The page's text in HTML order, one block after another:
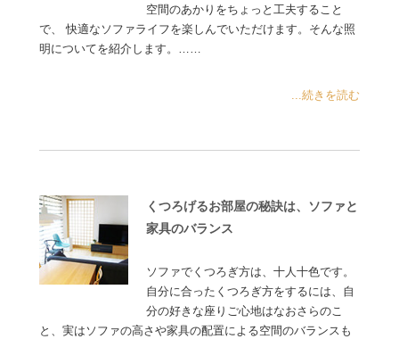
空間のあかりをちょっと工夫すること
で、 快適なソファライフを楽しんでいただけます。そんな照
明についてを紹介します。……
...続きを読む
くつろげるお部屋の秘訣は、ソファと
家具のバランス
ソファでくつろぎ方は、十人十色です。
自分に合ったくつろぎ方をするには、自
分の好きな座りご心地はなおさらのこ
と、実はソファの高さや家具の配置による空間のバランスも